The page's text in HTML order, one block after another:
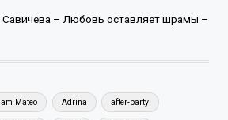
Савичева – Любовь оставляет шрамы –
Mateo Adrina after-party